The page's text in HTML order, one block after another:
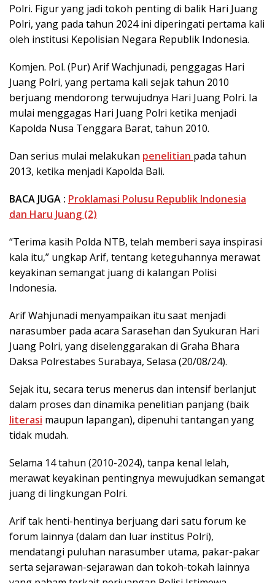
Polri. Figur yang jadi tokoh penting di balik Hari Juang
Polri, yang pada tahun 2024 ini diperingati pertama kali
oleh institusi Kepolisian Negara Republik Indonesia.
Komjen. Pol. (Pur) Arif Wachjunadi, penggagas Hari
Juang Polri, yang pertama kali sejak tahun 2010
berjuang mendorong terwujudnya Hari Juang Polri. Ia
mulai menggagas Hari Juang Polri ketika menjadi
Kapolda Nusa Tenggara Barat, tahun 2010.
Dan serius mulai melakukan penelitian pada tahun
2013, ketika menjadi Kapolda Bali.
BACA JUGA : Proklamasi Polusu Republik Indonesia
dan Haru Juang (2)
“Terima kasih Polda NTB, telah memberi saya inspirasi
kala itu,” ungkap Arif, tentang keteguhannya merawat
keyakinan semangat juang di kalangan Polisi
Indonesia.
Arif Wahjunadi menyampaikan itu saat menjadi
narasumber pada acara Sarasehan dan Syukuran Hari
Juang Polri, yang diselenggarakan di Graha Bhara
Daksa Polrestabes Surabaya, Selasa (20/08/24).
Sejak itu, secara terus menerus dan intensif berlanjut
dalam proses dan dinamika penelitian panjang (baik
literasi maupun lapangan), dipenuhi tantangan yang
tidak mudah.
Selama 14 tahun (2010-2024), tanpa kenal lelah,
merawat keyakinan pentingnya mewujudkan semangat
juang di lingkungan Polri.
Arif tak henti-hentinya berjuang dari satu forum ke
forum lainnya (dalam dan luar institus Polri),
mendatangi puluhan narasumber utama, pakar-pakar
serta sejarawan-sejarawan dan tokoh-tokah lainnya